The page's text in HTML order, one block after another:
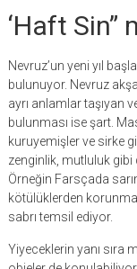
‘Haft Sin”
Nevruz’un yeni yıl
bulunuyor. Nevruz
ayrı anlamlar taşıyan
bulunması ise şart.
kuruyemişler ve sirke
zenginlik, mutluluk gibi
Örneğin Farsçada
kötülüklerden
sabrı temsil ediyor.
Yiyeceklerin yanı sıra